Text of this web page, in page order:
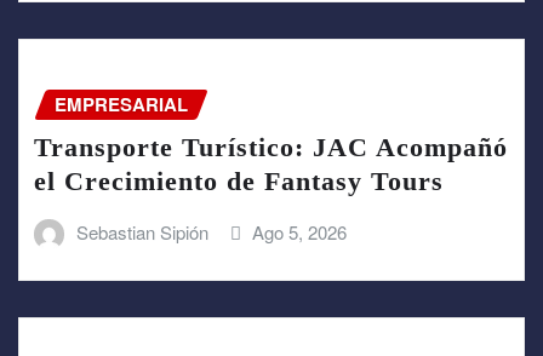
EMPRESARIAL
Transporte Turístico: JAC Acompañó
el Crecimiento de Fantasy Tours
Sebastian Sipión Ago 5, 2026